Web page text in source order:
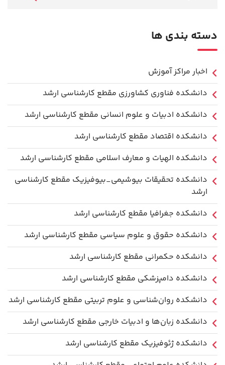
دسته بندی ها
اخبار مراکز آموزش
دانشكده فناوري كشاورزی مقطع کارشناسی ارشد
دانشکده ادبیات و علوم انسانی مقطع کارشناسی ارشد
دانشکده اقتصاد مقطع کارشناسی ارشد
دانشکده الهیات و معارف اسلامی مقطع کارشناسی ارشد
دانشکده تحقیقات بیوشیمی_بیوفیزیک مقطع کارشناسی
ارشد
دانشکده جغرافیا مقطع کارشناسی ارشد
دانشکده حقوق و علوم سیاسی مقطع کارشناسی ارشد
دانشکده حکمرانی مقطع کارشناسی ارشد
دانشکده دامپزشکی مقطع کارشناسی ارشد
دانشکده روان‌شناسی و علوم تربیتی مقطع کارشناسی ارشد
دانشکده زبان‌ها و ادبیات خارجی مقطع کارشناسی ارشد
دانشکده ژئوفیزیک مقطع کارشناسی ارشد